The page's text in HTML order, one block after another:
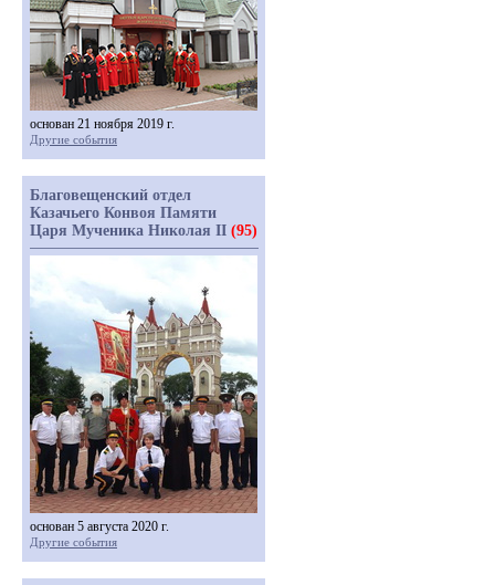
основан 21 ноября 2019 г.
Другие события
Благовещенский отдел
Казачьего Конвоя Памяти
Царя Мученика Николая II (95)
основан 5 августа 2020 г.
Другие события